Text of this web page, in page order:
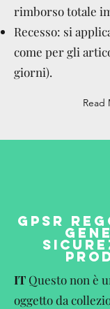
rimborso totale
Recesso: si
come per gli
giorni).
Read
GPSR
IT Questo non è
oggetto da